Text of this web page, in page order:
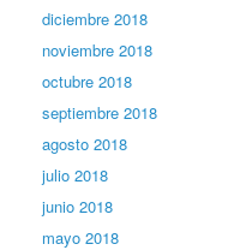
diciembre 2018
noviembre 2018
octubre 2018
septiembre 2018
agosto 2018
julio 2018
junio 2018
mayo 2018